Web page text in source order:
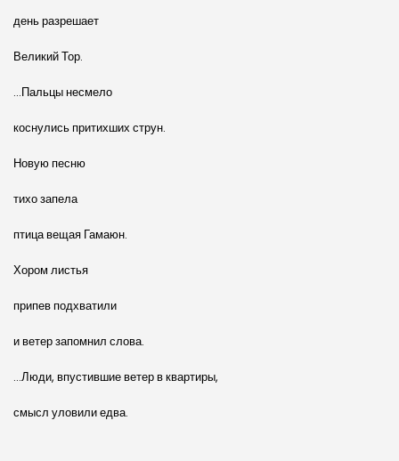
день разрешает
Великий Тор.
…Пальцы несмело
коснулись притихших струн.
Новую песню
тихо запела
птица вещая Гамаюн.
Хором листья
припев подхватили
и ветер запомнил слова.
…Люди, впустившие ветер в квартиры,
смысл уловили едва.